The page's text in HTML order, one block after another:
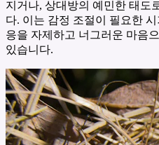
지거나, 상대방의 예민한 태도
다. 이는 감정 조절이 필요한
응을 자제하고 너그러운 마음
있습니다.